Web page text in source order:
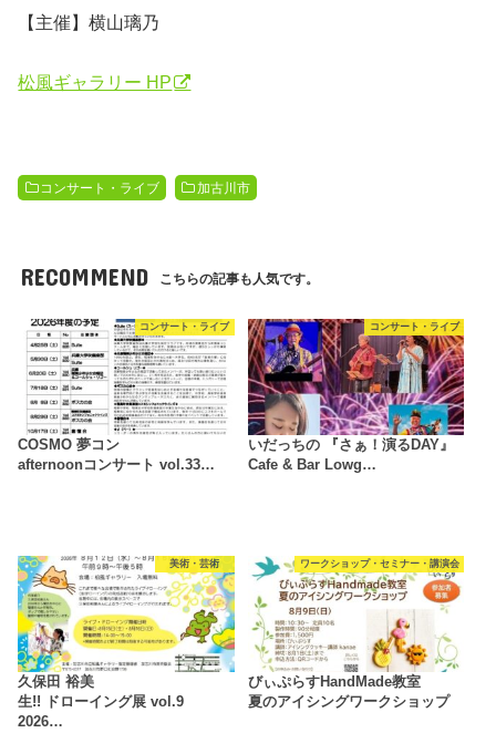
【主催】横山璃乃
松風ギャラリー HP
コンサート・ライブ 加古川市
RECOMMEND こちらの記事も人気です。
コンサート・ライブ
COSMO 夢コン
afternoonコンサート vol.33…
コンサート・ライブ
いだっちの 『さぁ！演るDAY』
Cafe & Bar Lowg…
美術・芸術
久保田 裕美
生!! ドローイング展 vol.9
2026…
ワークショップ・セミナー・講演会
びぃぷらすHandMade教室
夏のアイシングワークショップ